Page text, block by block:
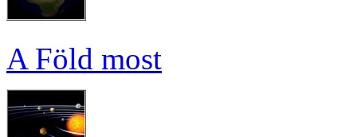
A Föld most